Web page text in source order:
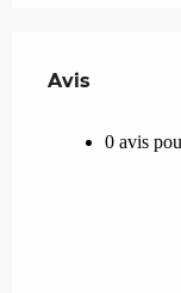
Avis
Avis